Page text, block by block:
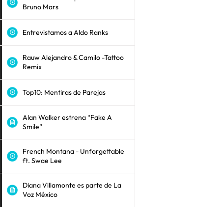
Bruno Mars
Entrevistamos a Aldo Ranks
Rauw Alejandro & Camilo -Tattoo
Remix
Top10: Mentiras de Parejas
Alan Walker estrena “Fake A
Smile”
French Montana - Unforgettable
ft. Swae Lee
Diana Villamonte es parte de La
Voz México